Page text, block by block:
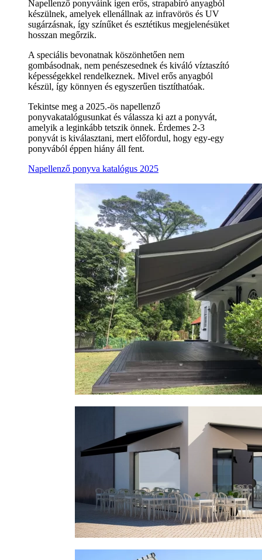
Napellenző ponyváink igen erős, strapabíró anyagból
készülnek, amelyek ellenállnak az infravörös és UV
sugárzásnak, így színűket és esztétikus megjelenésüket
hosszan megőrzik.
A speciális bevonatnak köszönhetően nem
gombásodnak, nem penészesednek és kiváló víztaszító
képességekkel rendelkeznek. Mivel erős anyagból
készül, így könnyen és egyszerűen tisztíthatóak.
Tekintse meg a 2025.-ös napellenző
ponyvakatalógusunkat és válassza ki azt a ponyvát,
amelyik a leginkább tetszik önnek. Érdemes 2-3
ponyvát is kiválasztani, mert előfordul, hogy egy-egy
ponyvából éppen hiány áll fent.
Napellenző ponyva katalógus 2025